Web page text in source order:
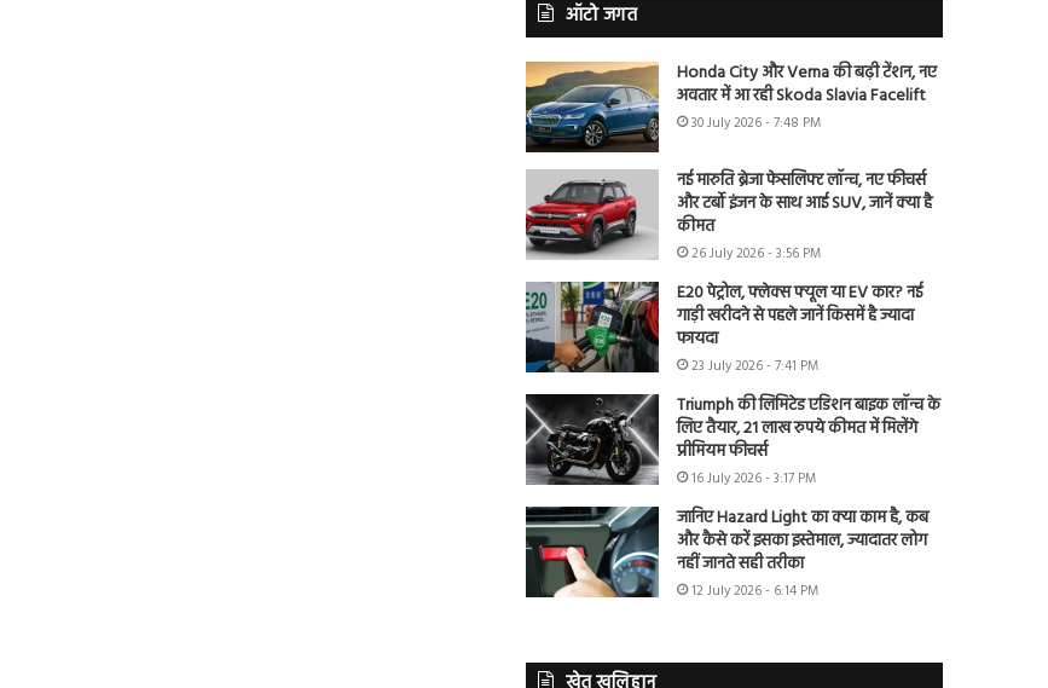
ऑटो जगत
Honda City और Verna की बढ़ी टेंशन, नए
अवतार में आ रही Skoda Slavia Facelift
30 July 2026 - 7:48 PM
नई मारुति ब्रेजा फेसलिफ्ट लॉन्च, नए फीचर्स
और टर्बो इंजन के साथ आई SUV, जानें क्या है
कीमत
26 July 2026 - 3:56 PM
E20 पेट्रोल, फ्लेक्स फ्यूल या EV कार? नई
गाड़ी खरीदने से पहले जानें किसमें है ज्यादा
फायदा
23 July 2026 - 7:41 PM
Triumph की लिमिटेड एडिशन बाइक लॉन्च के
लिए तैयार, 21 लाख रुपये कीमत में मिलेंगे
प्रीमियम फीचर्स
16 July 2026 - 3:17 PM
जानिए Hazard Light का क्या काम है, कब
और कैसे करें इसका इस्तेमाल, ज्यादातर लोग
नहीं जानते सही तरीका
12 July 2026 - 6:14 PM